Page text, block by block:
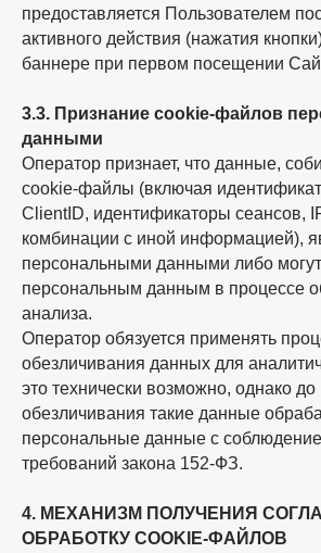
предоставляется Пользователем
активного действия (нажатия
баннере при первом посещении
3.3. Признание cookie-файлов
данными
Оператор признает, что данные,
cookie-файлы (включая
ClientID, идентификаторы сеансов,
комбинации с иной информацией),
персональными данными либо
персональным данным в процессе
анализа.
Оператор обязуется применять
обезличивания данных для
это технически возможно, однако
обезличивания такие данные
персональные данные с
требований закона 152-ФЗ.
4. МЕХАНИЗМ ПОЛУЧЕНИЯ
ОБРАБОТКУ COOKIE-ФАЙЛОВ